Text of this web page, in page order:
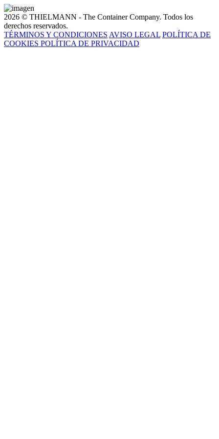
2026 © THIELMANN - The Container Company. Todos los
derechos reservados.
TÉRMINOS Y CONDICIONES AVISO LEGAL POLÍTICA DE
COOKIES POLÍTICA DE PRIVACIDAD